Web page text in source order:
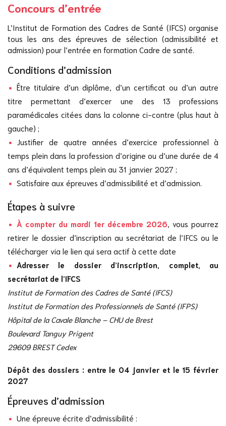
Concours d’entrée
L’Institut de Formation des Cadres de Santé (IFCS) organise
tous les ans des épreuves de sélection (admissibilité et
admission) pour l’entrée en formation Cadre de santé.
Conditions d’admission
Être titulaire d’un diplôme, d’un certificat ou d’un autre
titre permettant d’exercer une des 13 professions
paramédicales citées dans la colonne ci-contre (plus haut à
gauche) ;
Justifier de quatre années d’exercice professionnel à
temps plein dans la profession d’origine ou d’une durée de 4
ans d’équivalent temps plein au 31 janvier 2027 ;
Satisfaire aux épreuves d’admissibilité et d’admission.
Étapes à suivre
À compter du mardi 1er décembre 2026, vous pourrez
retirer le dossier d’inscription au secrétariat de l’IFCS ou le
télécharger via le lien qui sera actif à cette date
Adresser le dossier d’inscription, complet, au
secrétariat de l’IFCS
Institut de Formation des Cadres de Santé (IFCS)
Institut de Formation des Professionnels de Santé (IFPS)
Hôpital de la Cavale Blanche – CHU de Brest
Boulevard Tanguy Prigent
29609 BREST Cedex
Dépôt des dossiers : entre le 04 janvier et le 15 février
2027
Épreuves d’admission
Une épreuve écrite d’admissibilité :